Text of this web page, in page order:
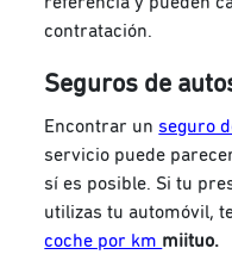
contratación.
Seguros de
Encontrar unseguro
servicio puede
sí es posible. Si tu
utilizas tu automóvil,
coche por km miituo.